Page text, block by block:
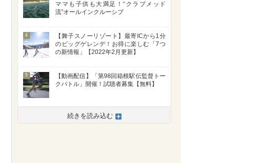
ママも子供も大満足！“クラブメッド
流”オールインクルーシブ
4
【舞子スノーリゾート】最寄ICから1分
のビッグゲレンデ！お得に楽しむ「7つ
の新情報」【2022年2月更新】
5
【動画配信】「第98回箱根駅伝監督トー
クバトル」開催！試聴者募集【無料】
続きを読み込む